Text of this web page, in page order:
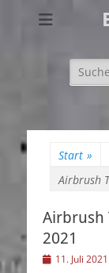
Suchen
nach:
Start »
Airbrush
Airbrush
2021
Veröffentlicht
11. Juli 2021